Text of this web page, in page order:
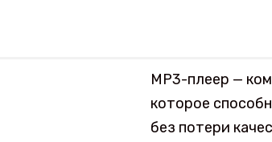
MP3-плеер —
которое
без потери